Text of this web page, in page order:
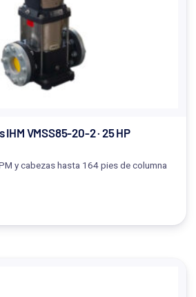
VMSS85-20-2 · 25 HP
y cabezas hasta 164 pies de columna